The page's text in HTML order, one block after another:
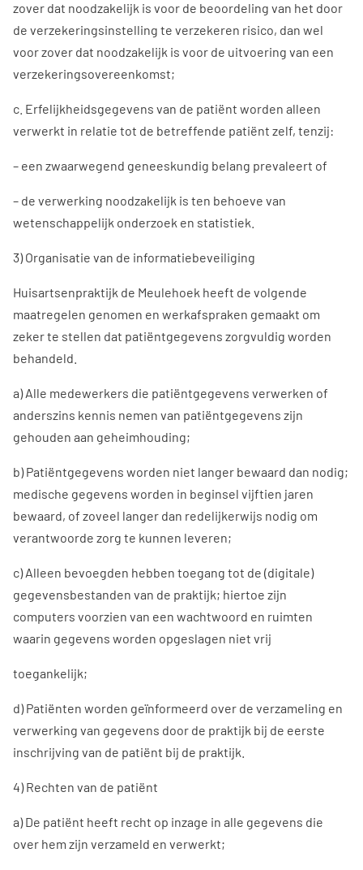
zover dat noodzakelijk is voor de beoordeling van het door
de verzekeringsinstelling te verzekeren risico, dan wel
voor zover dat noodzakelijk is voor de uitvoering van een
verzekeringsovereenkomst;
c. Erfelijkheidsgegevens van de patiënt worden alleen
verwerkt in relatie tot de betreffende patiënt zelf, tenzij:
– een zwaarwegend geneeskundig belang prevaleert of
– de verwerking noodzakelijk is ten behoeve van
wetenschappelijk onderzoek en statistiek.
3) Organisatie van de informatiebeveiliging
Huisartsenpraktijk de Meulehoek heeft de volgende
maatregelen genomen en werkafspraken gemaakt om
zeker te stellen dat patiëntgegevens zorgvuldig worden
behandeld.
a) Alle medewerkers die patiëntgegevens verwerken of
anderszins kennis nemen van patiëntgegevens zijn
gehouden aan geheimhouding;
b) Patiëntgegevens worden niet langer bewaard dan nodig;
medische gegevens worden in beginsel vijftien jaren
bewaard, of zoveel langer dan redelijkerwijs nodig om
verantwoorde zorg te kunnen leveren;
c) Alleen bevoegden hebben toegang tot de (digitale)
gegevensbestanden van de praktijk; hiertoe zijn
computers voorzien van een wachtwoord en ruimten
waarin gegevens worden opgeslagen niet vrij
toegankelijk;
d) Patiënten worden geïnformeerd over de verzameling en
verwerking van gegevens door de praktijk bij de eerste
inschrijving van de patiënt bij de praktijk.
4) Rechten van de patiënt
a) De patiënt heeft recht op inzage in alle gegevens die
over hem zijn verzameld en verwerkt;